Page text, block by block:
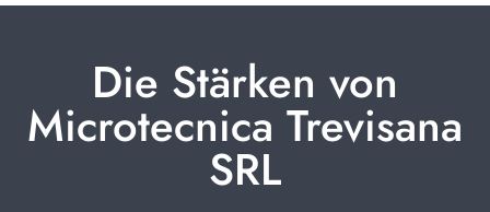
Die Stärken von
Microtecnica Trevisana
SRL